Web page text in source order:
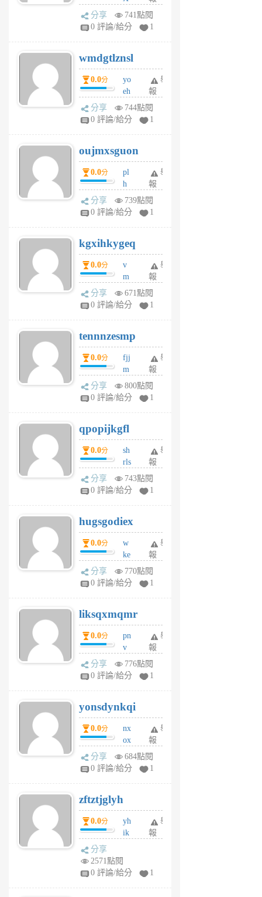
Pe
Jc
R
P
m
v
A
V
個
月
前
分享
741點閱
0 評論/給分
1
wmdgtlznsl
0.0分
yo
eh
ld
gy
個
月
前
舉
報
分享
744點閱
0 評論/給分
1
oujmxsguon
0.0分
pl
h
wi
w
6
個
月
前
舉
報
分享
739點閱
0 評論/給分
1
kgxihkygeq
0.0分
v
m
sg
sr
6
個
月
前
舉
報
分享
671點閱
0 評論/給分
1
tennnzesmp
0.0分
fjj
m
w
rs
6
個
月
前
舉
報
分享
800點閱
0 評論/給分
1
qpopijkgfl
0.0分
sh
rls
k
m
6
個
月
前
舉
報
分享
743點閱
0 評論/給分
1
hugsgodiex
0.0分
w
ke
rv
pj
6
個
月
前
舉
報
分享
770點閱
0 評論/給分
1
liksqxmqmr
0.0分
pn
v
wt
sv
6
個
月
前
舉
報
分享
776點閱
0 評論/給分
1
yonsdynkqi
0.0分
nx
ox
rh
pe
月
前
舉
報
分享
684點閱
0 評論/給分
1
zftztjglyh
0.0分
yh
ik
tu
舉
報
分享
2571點閱
0 評論/給分
1